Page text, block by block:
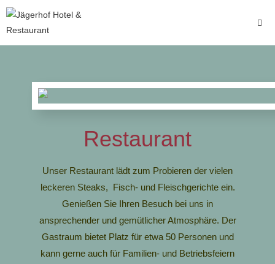
Restaurant
Unser Restaurant lädt zum Probieren der vielen
leckeren Steaks, Fisch- und Fleischgerichte ein.
Genießen Sie Ihren Besuch bei uns in
ansprechender und gemütlicher Atmosphäre. Der
Gastraum bietet Platz für etwa 50 Personen und
kann gerne auch für Familien- und Betriebsfeiern